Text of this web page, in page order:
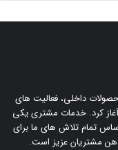
داخلی، فعالیت های
کرد. خدمات مشتری یکی
تمام تلاش های ما برای
مشتریان عزیز است.